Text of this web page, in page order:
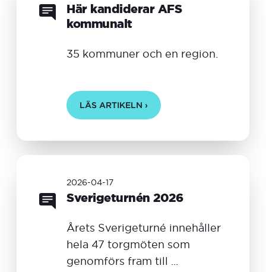
Här kandiderar AFS
kommunalt
35 kommuner och en region.
LÄS ARTIKELN ›
2026-04-17
Sverigeturnén 2026
Årets Sverigeturné innehåller
hela 47 torgmöten som
genomförs fram till ...